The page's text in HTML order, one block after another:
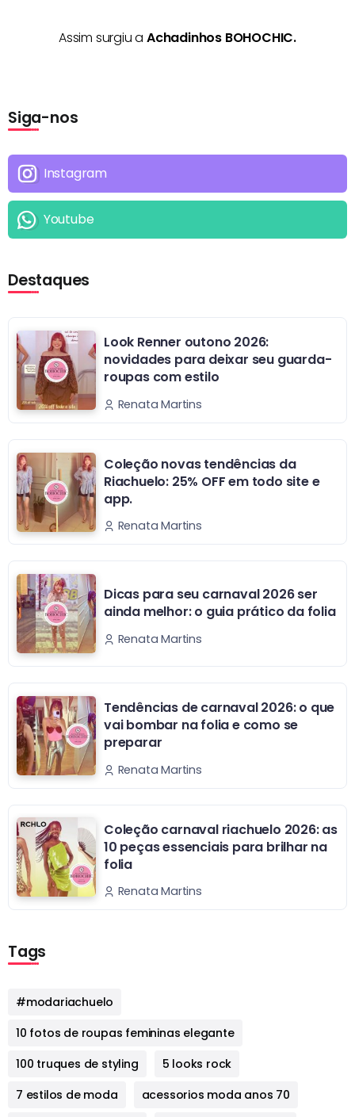
Assim surgiu a Achadinhos BOHOCHIC.
Siga-nos
Instagram
Youtube
Destaques
Look Renner outono 2026:
novidades para deixar seu guarda-
roupas com estilo
Renata Martins
Coleção novas tendências da
Riachuelo: 25% OFF em todo site e
app.
Renata Martins
Dicas para seu carnaval 2026 ser
ainda melhor: o guia prático da folia
Renata Martins
Tendências de carnaval 2026: o que
vai bombar na folia e como se
preparar
Renata Martins
Coleção carnaval riachuelo 2026: as
10 peças essenciais para brilhar na
folia
Renata Martins
Tags
#modariachuelo
10 fotos de roupas femininas elegante
100 truques de styling
5 looks rock
7 estilos de moda
acessorios moda anos 70